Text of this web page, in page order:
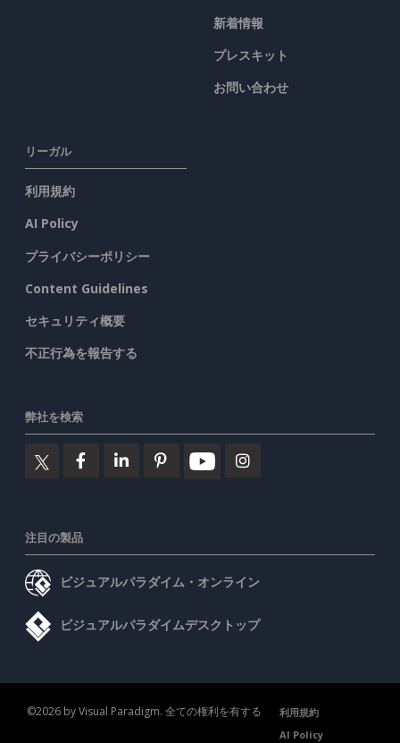
新着情報
プレスキット
お問い合わせ
リーガル
利用規約
AI Policy
プライバシーポリシー
Content Guidelines
セキュリティ概要
不正行為を報告する
弊社を検索
注目の製品
ビジュアルパラダイム・オンライン
ビジュアルパラダイムデスクトップ
©2026 by Visual Paradigm. 全ての権利を有する
利用規約
AI Policy